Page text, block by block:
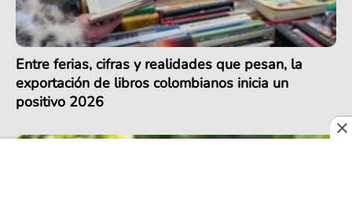
Entre ferias, cifras y realidades que pesan, la
exportación de libros colombianos inicia un
positivo 2026